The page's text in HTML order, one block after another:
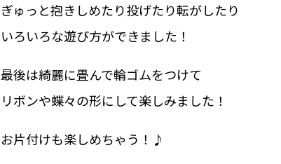
ぎゅっと抱きしめたり投げたり転がしたり
いろいろな遊び方ができました！
最後は綺麗に畳んで輪ゴムをつけて
リボンや蝶々の形にして楽しみました！
お片付けも楽しめちゃう！♪